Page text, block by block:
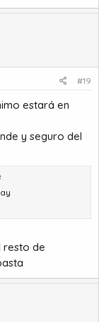
#19
estará en
y seguro del
resto de